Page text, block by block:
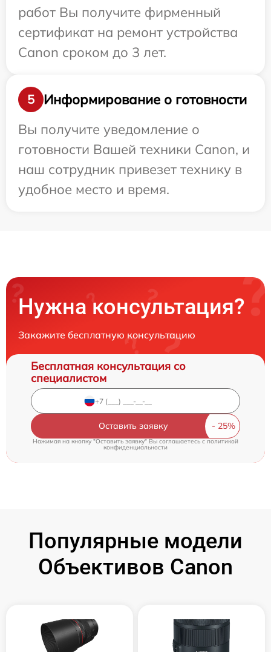
работ Вы получите фирменный
сертификат на ремонт устройства
Canon сроком до 3 лет.
5
Информирование о готовности
Вы получите уведомление о
готовности Вашей техники Canon, и
наш сотрудник привезет технику в
удобное место и время.
Нужна консультация?
Закажите бесплатную консультацию
Бесплатная консультация со
специалистом
Оставить заявку
Нажимая на кнопку "Оставить заявку" Вы соглашаетесь cполитикой
конфиденциальности
Популярные модели
Объективов Canon